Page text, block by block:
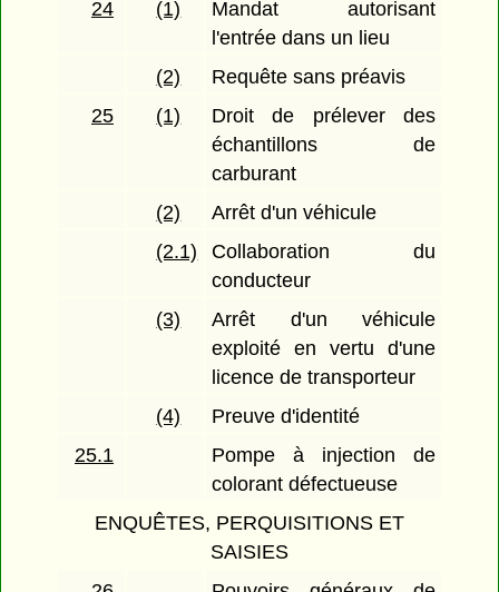
24
(1)
Mandat autorisant
l'entrée dans un lieu
(2)
Requête sans préavis
25
(1)
Droit de prélever des
échantillons de
carburant
(2)
Arrêt d'un véhicule
(2.1)
Collaboration du
conducteur
(3)
Arrêt d'un véhicule
exploité en vertu d'une
licence de transporteur
(4)
Preuve d'identité
25.1
Pompe à injection de
colorant défectueuse
ENQUÊTES, PERQUISITIONS ET
SAISIES